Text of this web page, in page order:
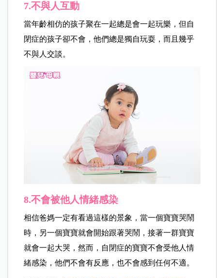
7.不與人互動
當年齡相仿的孩子聚在一起總是會一起玩樂，但自
閉症的孩子卻不會，他們總是獨自玩耍，而且幾乎
不與人交談。
8.不會被他人情緒感染
相信爸媽一定有看過這樣的景象，當一個寶寶哭鬧
時，另一個寶寶就會開始跟著哭鬧，接著一群寶寶
就會一起大哭，然而，自閉症的寶寶不會受他人情
緒感染，他們不會有反應，也不會感到任何不適。